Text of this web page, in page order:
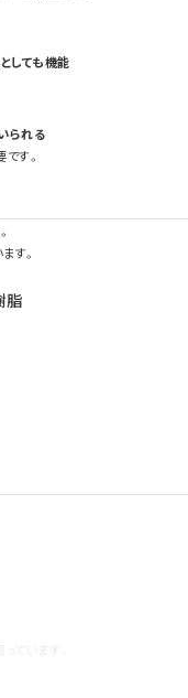
しても機能
られる
す。
す。
脂